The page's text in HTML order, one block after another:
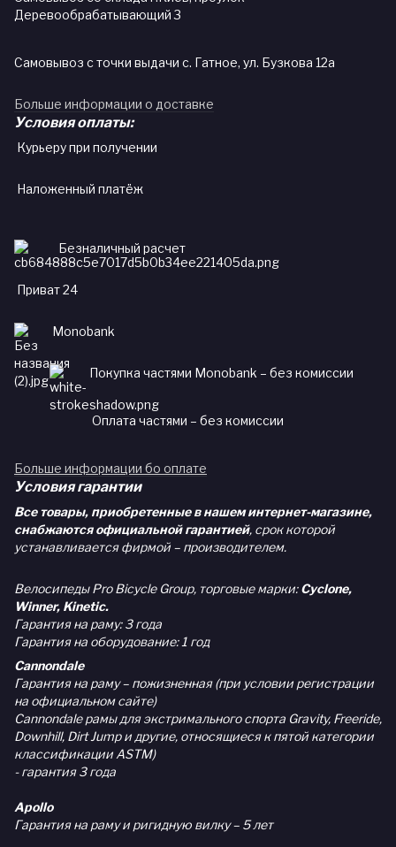
Деревообрабатывающий 3
Самовывоз с точки выдачи с. Гатное, ул. Бузкова 12а
Больше информации о доставке
Условия оплаты:
Курьеру при получении
Наложенный платёж
Безналичный расчет
Приват 24
Monobank
Покупка частями Monobank – без комиссии
Оплата частями – без комиссии
Больше информации бо оплате
Условия гарантии
Все товары, приобретенные в нашем интернет-магазине,
снабжаются официальной гарантией, срок которой
устанавливается фирмой – производителем.
Велосипеды Pro Bicycle Group, торговые марки:Cyclone,
Winner, Kinetic.
Гарантия на раму: 3 года
Гарантия на оборудование: 1 год
Cannondale
Гарантия на раму – пожизненная (при условии регистрации
на официальном сайте)
Cannondale рамы для экстримального спорта Gravity, Freeride,
Downhill, Dirt Jump и другие, относящиеся к пятой категории
классификации ASTM)
- гарантия 3 года
Apollo
Гарантия на раму и ригидную вилку – 5 лет